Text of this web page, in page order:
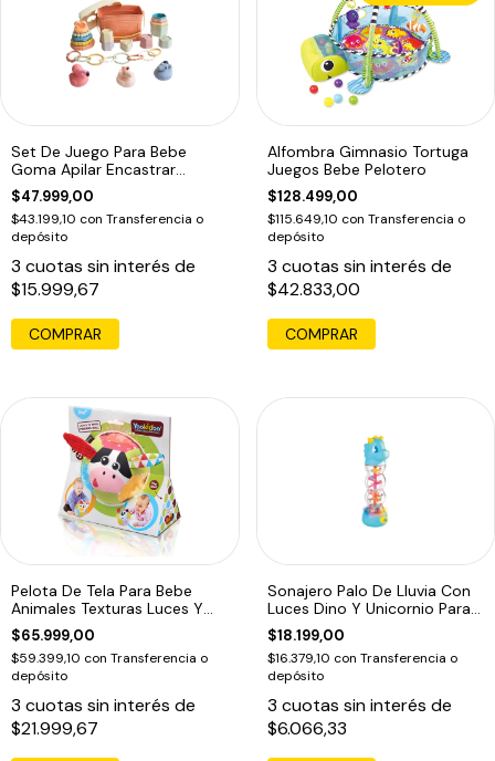
Set De Juego Para Bebe
Goma Apilar Encastrar
Bañera Ensarte
$47.999,00
$43.199,10 con Transferencia o
depósito
3 cuotas sin interés de
$15.999,67
COMPRAR
Alfombra Gimnasio Tortuga
Juegos Bebe Pelotero
$128.499,00
$115.649,10 con Transferencia o
depósito
3 cuotas sin interés de
$42.833,00
Pelota De Tela Para Bebe
Animales Texturas Luces Y
Música
$65.999,00
$59.399,10 con Transferencia o
depósito
3 cuotas sin interés de
$21.999,67
Sonajero Palo De Lluvia Con
Luces Dino Y Unicornio Para
Bebe1
$18.199,00
$16.379,10 con Transferencia o
depósito
3 cuotas sin interés de
$6.066,33